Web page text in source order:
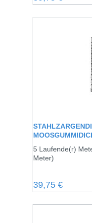
5 Laufende(r)
Meter)
Regulärer Preis:
39,75 €